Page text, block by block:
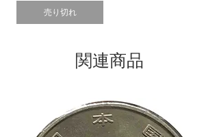
売り切れ
関連商品